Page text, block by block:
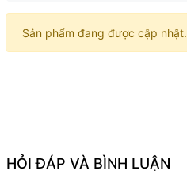
Sản phẩm đang được cập nhật.
HỎI ĐÁP VÀ BÌNH LUẬN